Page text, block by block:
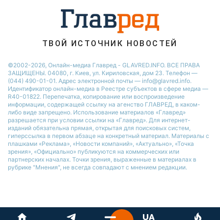
Новости Одессы
Новости Ровно
ТВОЙ ИСТОЧНИК НОВОСТЕЙ
©2002-2026, Онлайн-медиа Главред - GLAVRED.INFO. ВСЕ ПРАВА
ЗАЩИЩЕНЫ. 04080, г. Киев, ул. Кириловская, дом 23. Телефон —
(044) 490-01-01. Адрес электронной почты — info@glavred.info.
Идентификатор онлайн-медиа в Реестре cубъектов в сфере медиа —
R40-01822. Перепечатка, копирование или воспроизведение
информации, содержащей ссылку на агенство ГЛАВРЕД, в каком-
либо виде запрещено. Использование материалов «Главред»
разрешается при условии ссылки на «Главред». Для интернет-
изданий обязательна прямая, открытая для поисковых систем,
гиперссылка в первом абзаце на конкретный материал. Материалы с
плашками «Реклама», «Новости компаний», «Актуально», «Точка
зрения», «Официально» публикуются на коммерческих или
партнерских началах. Точки зрения, выраженные в материалах в
рубрике "Мнения", не всегда совпадают с мнением редакции.